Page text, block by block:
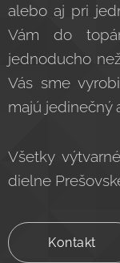
alebo aj pri
Vám do
jednoducho
Vás sme
majú jedinečný
Všetky
dielne
Kontakt